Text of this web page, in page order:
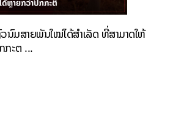
ວນົມສາຍພັນໃໝ່ໄດ້ສຳເລັດ ທີ່ສາມາດໃຫ້
ກະຕ ...